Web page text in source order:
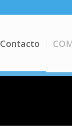
Contacto